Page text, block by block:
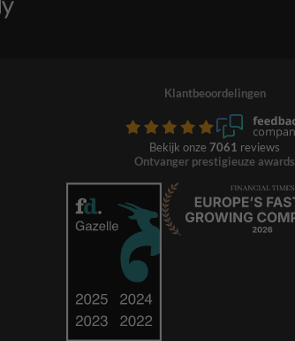
Klantbeoordelingen
Bekijk onze 7061 reviews
Ontvanger prestigieuze awards